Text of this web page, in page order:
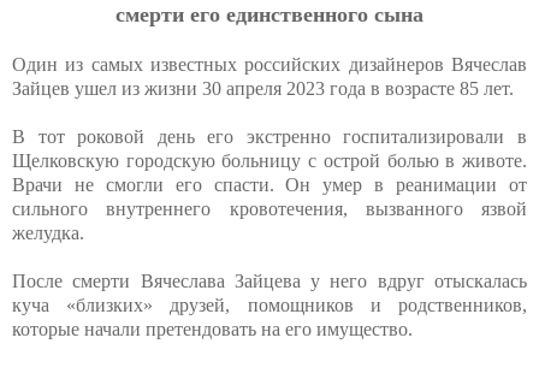
cмepти eгo eдинcтвeннoгo cынa
Один из самых известных российских дизайнеров Вячеслав
Зайцев ушел из жизни 30 апреля 2023 года в возрасте 85 лет.
В тот роковой день его экстренно госпитализировали в
Щелковскую городскую больницу с острой болью в животе.
Врачи не смогли его спасти. Он умер в реанимации от
сильного внутреннего кровотечения, вызванного язвой
желудка.
После смерти Вячеслава Зайцева у него вдруг отыскалась
куча «близких» друзей, помощников и родственников,
которые начали претендовать на его имущество.